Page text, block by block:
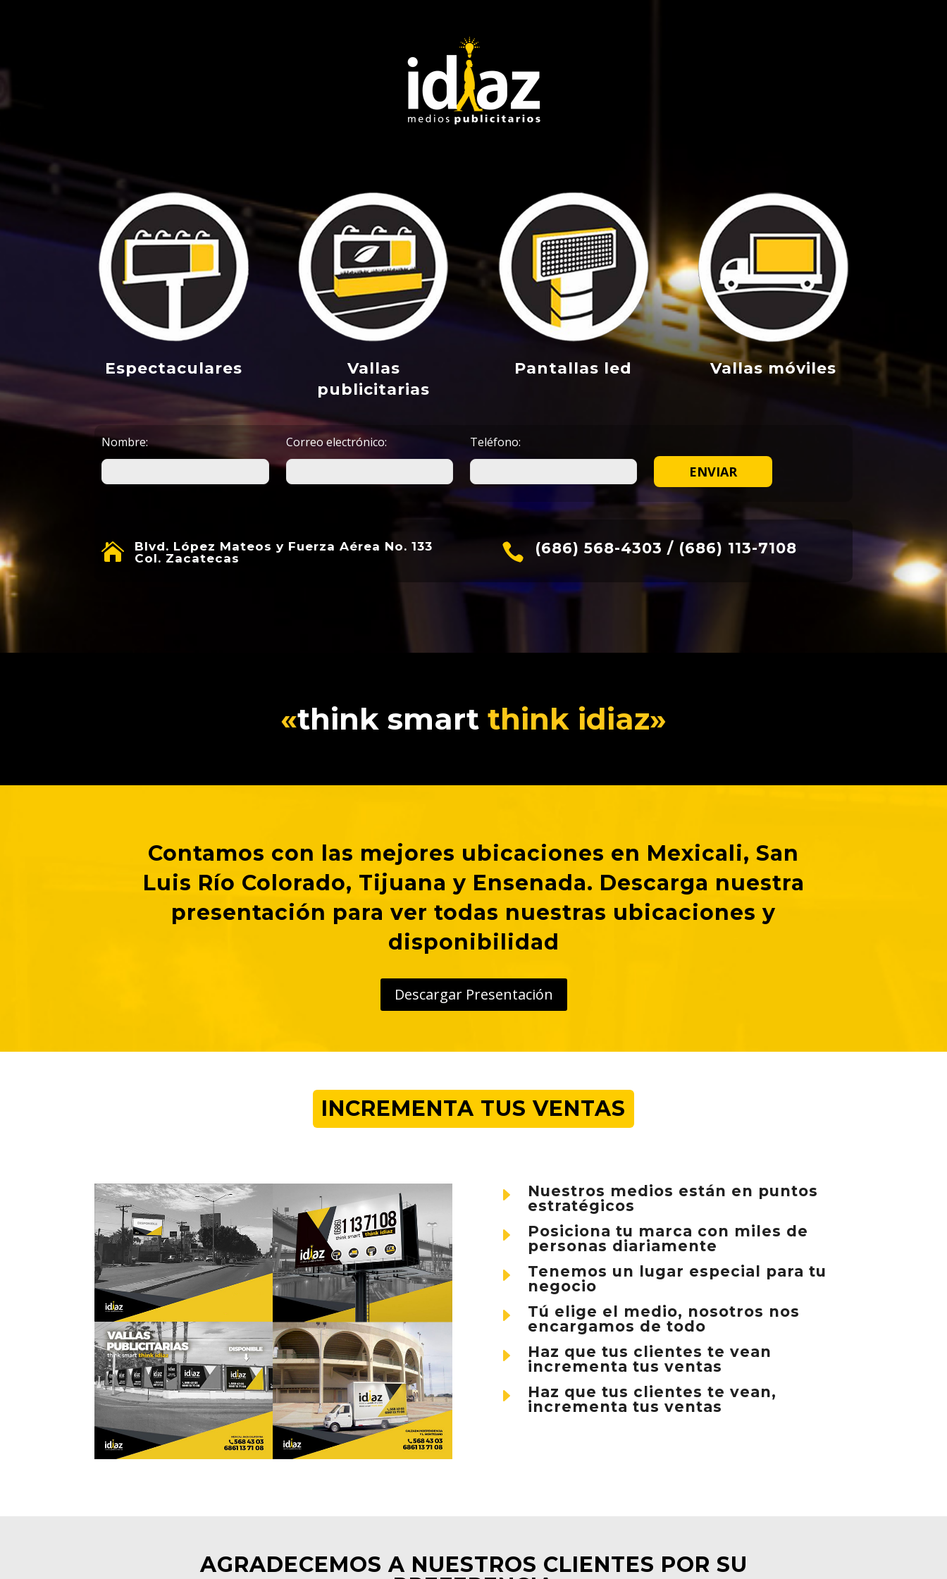
Espectaculares
Vallas
publicitarias
Pantallas led Vallas móviles
Nombre: Correo electrónico: Teléfono:

Blvd. López Mateos y Fuerza Aérea No. 133
Col. Zacatecas
 (686) 568-4303 / (686) 113-7108
«think smart think idiaz»
Contamos con las mejores ubicaciones en Mexicali, San
Luis Río Colorado, Tijuana y Ensenada. Descarga nuestra
presentación para ver todas nuestras ubicaciones y
disponibilidad
Descargar Presentación
INCREMENTA TUS VENTAS
E
Nuestros medios están en puntos
estratégicos
E
Posiciona tu marca con miles de
personas diariamente
E
Tenemos un lugar especial para tu
negocio
E
Tú elige el medio, nosotros nos
encargamos de todo
E
Haz que tus clientes te vean
incrementa tus ventas
E
Haz que tus clientes te vean,
incrementa tus ventas
AGRADECEMOS A NUESTROS CLIENTES POR SU